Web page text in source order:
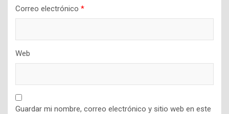
Correo electrónico *
Web
Guardar mi nombre, correo electrónico y sitio web en este